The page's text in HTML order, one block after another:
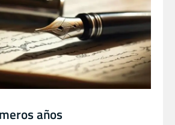
años